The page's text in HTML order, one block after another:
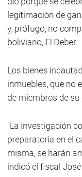
legitimación de
y, prófugo, no
boliviano, El Deber.
Los bienes
inmuebles, que no
de miembros de
"La investigación
preparatoria en el
misma, se harán
indicó el fiscal